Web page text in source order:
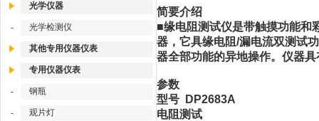
光学仪器
- 光学检测仪
其他专用仪器仪表
专用仪器仪表
- 钢瓶
- 观片灯
简要介绍
■缘电阻测试仪是带触摸功能和
器，它具缘电阻/漏电流双测试
器全部功能的异地操作。仪器
参数
型号 DP2683A
电阻测试